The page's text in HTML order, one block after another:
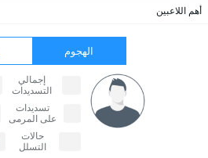
أهم اللاعبين
الهجوم
إجمالي
التسديدات
تسديدات
على المرمى
حالات
التسلل